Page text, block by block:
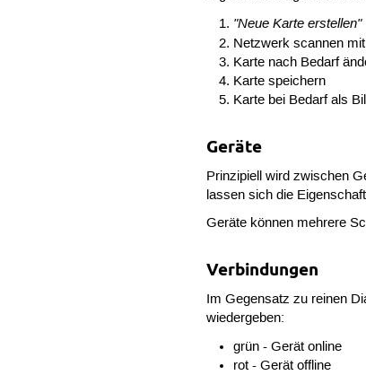
"Neue Karte erstellen"
Netzwerk scannen mit
Karte nach Bedarf
Karte speichern
Karte bei Bedarf als
Geräte
Prinzipiell wird zwischen
lassen sich die
Geräte können mehrere
Verbindungen
Im Gegensatz zu reinen
wiedergeben:
grün - Gerät online
rot - Gerät offline